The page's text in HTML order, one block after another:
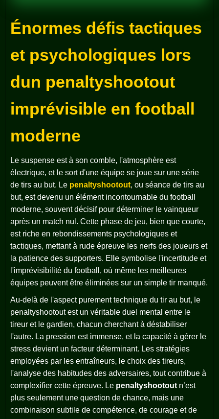
Énormes défis tactiques
et psychologiques lors
dun penaltyshootout
imprévisible en football
moderne
Le suspense est à son comble, l'atmosphère est
électrique, et le sort d'une équipe se joue sur une série
de tirs au but. Le penaltyshootout, ou séance de tirs au
but, est devenu un élément incontournable du football
moderne, souvent décisif pour déterminer le vainqueur
après un match nul. Cette phase de jeu, bien que courte,
est riche en rebondissements psychologiques et
tactiques, mettant à rude épreuve les nerfs des joueurs et
la patience des supporters. Elle symbolise l'incertitude et
l'imprévisibilité du football, où même les meilleures
équipes peuvent être éliminées sur un simple tir manqué.
Au-delà de l'aspect purement technique du tir au but, le
penaltyshootoutest un véritable duel mental entre le
tireur et le gardien, chacun cherchant à déstabiliser
l'autre. La pression est immense, et la capacité à gérer le
stress devient un facteur déterminant. Les stratégies
employées par les entraîneurs, le choix des tireurs,
l'analyse des habitudes des adversaires, tout contribue à
complexifier cette épreuve. Le penaltyshootout n’est
plus seulement une question de chance, mais une
combinaison subtile de compétence, de courage et de